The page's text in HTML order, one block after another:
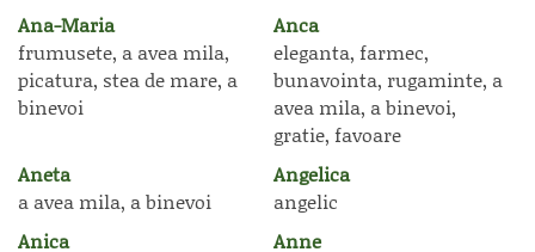
Ana-Maria
frumusete, a avea mila,
picatura, stea de mare, a
binevoi
Anca
eleganta, farmec,
bunavointa, rugaminte, a
avea mila, a binevoi,
gratie, favoare
Aneta
a avea mila, a binevoi
Angelica
angelic
Anica
Anne